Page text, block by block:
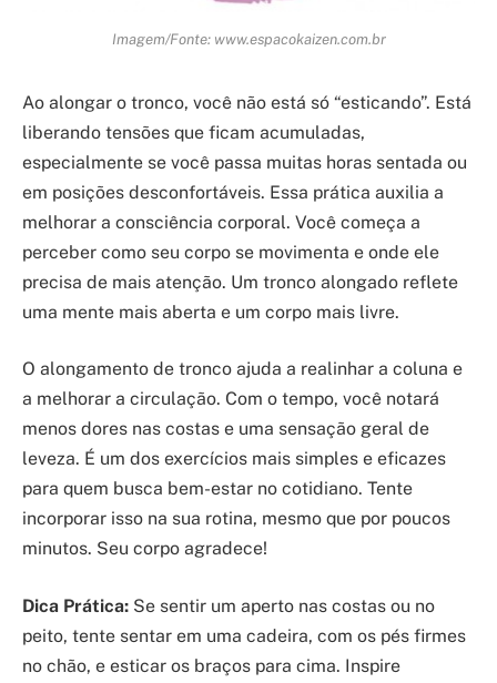
Imagem/Fonte: www.espacokaizen.com.br
Ao alongar o tronco, você não está só “esticando”. Está
liberando tensões que ficam acumuladas,
especialmente se você passa muitas horas sentada ou
em posições desconfortáveis. Essa prática auxilia a
melhorar a consciência corporal. Você começa a
perceber como seu corpo se movimenta e onde ele
precisa de mais atenção. Um tronco alongado reflete
uma mente mais aberta e um corpo mais livre.
O alongamento de tronco ajuda a realinhar a coluna e
a melhorar a circulação. Com o tempo, você notará
menos dores nas costas e uma sensação geral de
leveza. É um dos exercícios mais simples e eficazes
para quem busca bem-estar no cotidiano. Tente
incorporar isso na sua rotina, mesmo que por poucos
minutos. Seu corpo agradece!
Dica Prática: Se sentir um aperto nas costas ou no
peito, tente sentar em uma cadeira, com os pés firmes
no chão, e esticar os braços para cima. Inspire